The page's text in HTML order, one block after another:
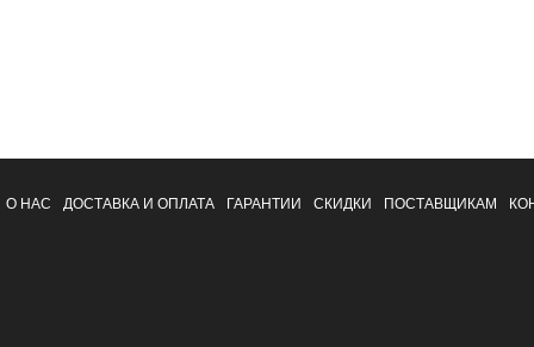
О НАС ДОСТАВКА И ОПЛАТА ГАРАНТИИ СКИДКИ ПОСТАВЩИКАМ